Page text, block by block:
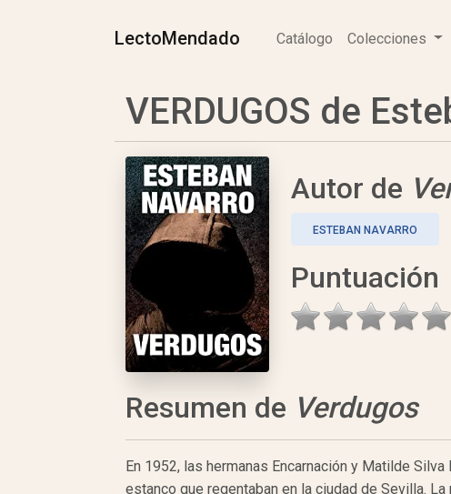
LectoMendado Catálogo Colecciones
VERDUGOS de
Autor de
ESTEBAN NAVARRO
Puntuación
Resumen de Verdugos
En 1952, las hermanas Encarnación y Matilde
estanco que regentaban en la ciudad de Sevilla.